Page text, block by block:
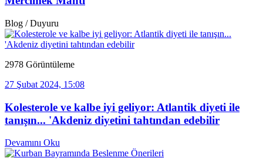
Blog / Duyuru
2978 Görüntüleme
27 Şubat 2024, 15:08
Kolesterole ve kalbe iyi geliyor: Atlantik diyeti ile
tanışın... 'Akdeniz diyetini tahtından edebilir
Devamını Oku